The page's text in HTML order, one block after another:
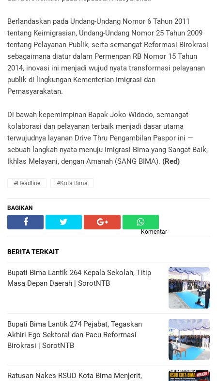
Berlandaskan pada Undang-Undang Nomor 6 Tahun 2011
tentang Keimigrasian, Undang-Undang Nomor 25 Tahun 2009
tentang Pelayanan Publik, serta semangat Reformasi Birokrasi
sebagaimana diatur dalam Permenpan RB Nomor 15 Tahun
2014, inovasi ini menjadi wujud nyata transformasi pelayanan
publik di lingkungan Kementerian Imigrasi dan
Pemasyarakatan.
Di bawah kepemimpinan Bapak Joko Widodo, semangat
kolaborasi dan pelayanan terbaik menjadi dasar utama
terwujudnya layanan Drive Thru Pengambilan Paspor ini —
sebuah langkah nyata menuju Imigrasi Bima yang Sangat Baik,
Ikhlas Melayani, dengan Amanah (SANG BIMA). (Red)
#Headline #Kota Bima
BAGIKAN
Komentar
BERITA TERKAIT
Bupati Bima Lantik 264 Kepala Sekolah, Titip
Masa Depan Daerah | SorotNTB
Bupati Bima Lantik 274 Pejabat, Tegaskan
Akhiri Ego Sektoral dan Pacu Reformasi
Birokrasi | SorotNTB
Ratusan Nakes RSUD Kota Bima Menjerit,